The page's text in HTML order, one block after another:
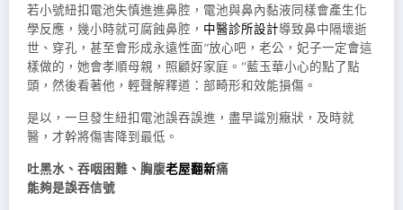
若小號紐扣電池失慎進進鼻腔，電池與鼻內黏液同樣會產生化
學反應，幾小時就可腐蝕鼻腔， 中醫診所設計導致鼻中隔壞逝
世、穿孔，甚至會形成永遠性面“放心吧，老公，妃子一定會這
樣做的，她會孝順母親，照顧好家庭。”藍玉華小心的點了點
頭，然後看著他，輕聲解釋道：部畸形和效能損傷。
是以，一旦發生紐扣電池誤吞誤進，盡早識別癥狀，及時就
醫，才幹將傷害降到最低。
吐黑水、吞咽困難、胸腹老屋翻新痛
能夠是誤吞信號